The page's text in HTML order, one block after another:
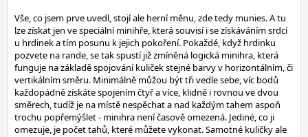
Vše, co jsem prve uvedl, stojí ale herní měnu, zde tedy munies. A tu
lze získat jen ve speciální minihře, která souvisí i se získáváním srdcí
u hrdinek a tím posunu k jejich pokoření. Pokaždé, když hrdinku
pozvete na rande, se tak spustí již zmíněná logická minihra, která
funguje na základě spojování kuliček stejné barvy v horizontálním, či
vertikálním směru. Minimálně můžou být tři vedle sebe, víc bodů
každopádně získáte spojením čtyř a více, klidně i rovnou ve dvou
směrech, tudíž je na místě nespěchat a nad každým tahem aspoň
trochu popřemýšlet - minihra není časově omezená. Jediné, co ji
omezuje, je počet tahů, které můžete vykonat. Samotné kuličky ale